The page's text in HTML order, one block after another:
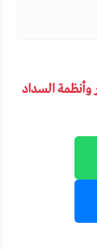
وأنظمة السداد